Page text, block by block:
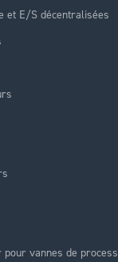
et E/S décentralisées
vannes de process